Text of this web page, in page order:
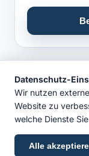
Dr. Michael Matz
Start
ArthroseDr. Matz
© 2025 Dr. Michael
Datenschutz-
Wir nutzen
Website zu
welche Dienste
Alle